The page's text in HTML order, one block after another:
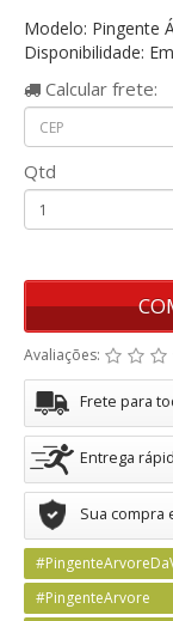
Modelo: Pingente
Disponibilidade:
Calcular frete:
Qtd
Avaliações:
Frete para
Entrega
Sua compra
#PingenteArvore